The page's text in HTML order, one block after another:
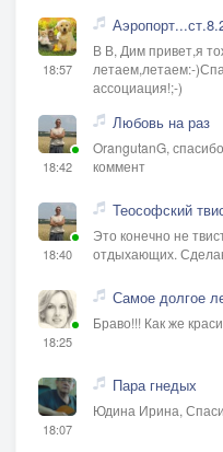
18:57
В В, Дим привет,я
летаем,летаем:-
ассоциация!;-)
18:42
Любовь на раз
OrangutanG,
коммент
18:40
Теософский
Это конечно не
отдыхающих.
18:25
Самое долгое
Браво!!! Как же
18:07
Пара гнедых
Юдина Ирина,